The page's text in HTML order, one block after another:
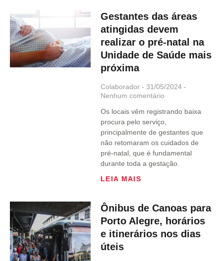
Gestantes das áreas
atingidas devem
realizar o pré-natal na
Unidade de Saúde mais
próxima
Colaborador 31/05/2024
Nenhum comentário
Os locais vêm registrando baixa
procura pelo serviço,
principalmente de gestantes que
não retomaram os cuidados de
pré-natal, que é fundamental
durante toda a gestação.
LEIA MAIS
Ônibus de Canoas para
Porto Alegre, horários
e itinerários nos dias
úteis